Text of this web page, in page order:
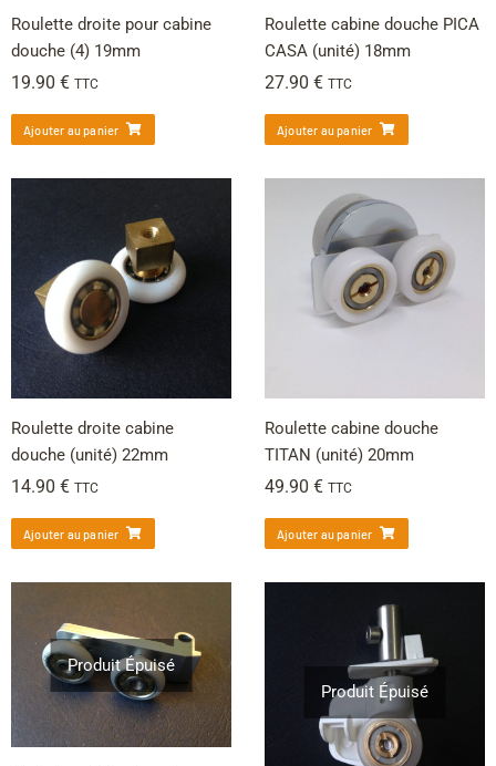
Roulette droite pour cabine
douche (4) 19mm
19.90 € TTC
Ajouter au panier
Roulette cabine douche PICA
CASA (unité) 18mm
27.90 € TTC
Ajouter au panier
Roulette droite cabine
douche (unité) 22mm
14.90 € TTC
Ajouter au panier
Roulette cabine douche
TITAN (unité) 20mm
49.90 € TTC
Ajouter au panier
Produit Épuisé
Produit Épuisé